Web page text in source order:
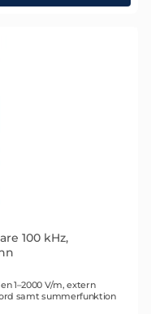
IV Multimeter
100 kHz,
1–2000 V/m, extern
samt summerfunktion